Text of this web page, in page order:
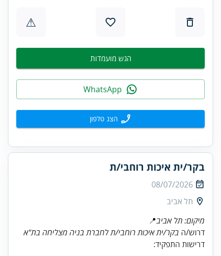
⚠
הגש מועמדות
הצג טלפון
בקר/ית איכות רוחבי/ת
08/07/2026
תל אביב
מיקום: תל אביב📍
דרוש/ה בקר/ית איכות רוחבי/ת לחברת בניה מצליחה בת"א
דרישות התפקיד: